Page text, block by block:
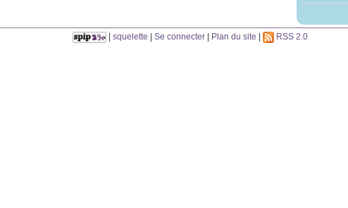
| squelette | Se connecter | Plan du site | RSS 2.0